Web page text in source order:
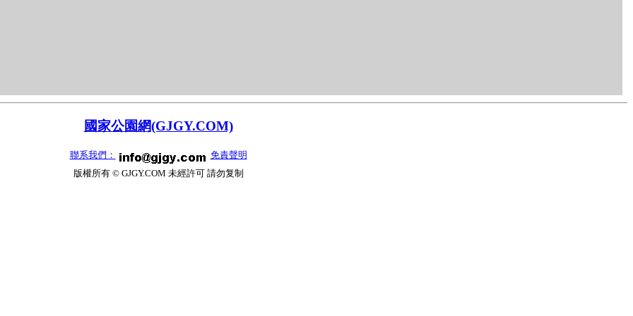
國家公園網(GJGY.COM)
聯系我們：
免責聲明
版權所有 © GJGY.COM 未經許可 請勿复制